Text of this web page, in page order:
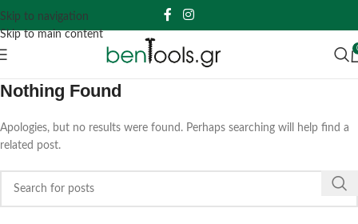
Skip to navigation
Skip to main content
Nothing Found
Apologies, but no results were found. Perhaps searching will help find a
related post.